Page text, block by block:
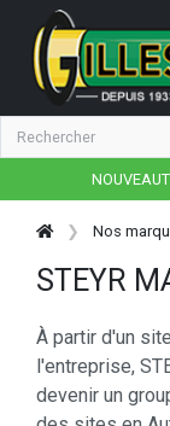
Nos
STEYR
À partir d'un
l'entreprise,
devenir un